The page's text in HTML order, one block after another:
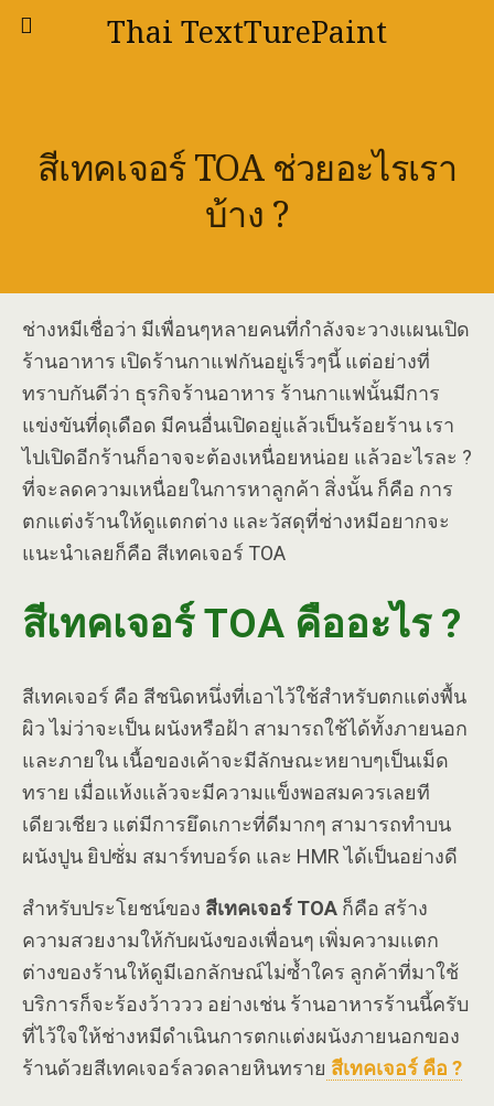
Thai TextTurePaint
สีเทคเจอร์ TOA ช่วยอะไรเรา
บ้าง ?
ช่างหมีเชื่อว่า มีเพื่อนๆหลายคนที่กำลังจะวางเเผนเปิด
ร้านอาหาร เปิดร้านกาแฟกันอยู่เร็วๆนี้ แต่อย่างที่
ทราบกันดีว่า ธุรกิจร้านอาหาร ร้านกาแฟนั้นมีการ
แข่งขันที่ดุเดือด มีคนอื่นเปิดอยู่แล้วเป็นร้อยร้าน เรา
ไปเปิดอีกร้านก็อาจจะต้องเหนื่อยหน่อย แล้วอะไรละ ?
ที่จะลดความเหนื่อยในการหาลูกค้า สิ่งนั้น ก็คือ การ
ตกแต่งร้านให้ดูแตกต่าง และวัสดุที่ช่างหมีอยากจะ
แนะนำเลยก็คือ สีเทคเจอร์ TOA
สีเทคเจอร์ TOA คืออะไร ?
สีเทคเจอร์ คือ สีชนิดหนึ่งที่เอาไว้ใช้สำหรับตกแต่งพื้น
ผิว ไม่ว่าจะเป็น ผนังหรือฝ้า สามารถใช้ได้ทั้งภายนอก
และภายใน เนื้อของเค้าจะมีลักษณะหยาบๆเป็นเม็ด
ทราย เมื่อแห้งเเล้วจะมีความแข็งพอสมควรเลยที
เดียวเชียว แต่มีการยึดเกาะที่ดีมากๆ สามารถทำบน
ผนังปูน ยิปซั่ม สมาร์ทบอร์ด และ HMR ได้เป็นอย่างดี
สำหรับประโยชน์ของ สีเทคเจอร์ TOA ก็คือ สร้าง
ความสวยงามให้กับผนังของเพื่อนๆ เพิ่มความเเตก
ต่างของร้านให้ดูมีเอกลักษณ์ไม่ซ้ำใคร ลูกค้าที่มาใช้
บริการก็จะร้องว้าววว อย่างเช่น ร้านอาหารร้านนี้ครับ
ที่ไว้ใจให้ช่างหมีดำเนินการตกแต่งผนังภายนอกของ
ร้านด้วยสีเทคเจอร์ลวดลายหินทราย สีเทคเจอร์ คือ ?